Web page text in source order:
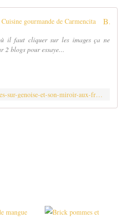
u
Bavarois aux fraises sur génoise et son miroir aux framboises - Cuisine gourmande de Carmencita
il faut cliquer sur les images ça ne
2 blogs pour essaye...
http://carmen-cuisine.over-blog.com/2017/06/bavarois-aux-fraises-sur-genoise-et-son-miroir-aux-framboises.html